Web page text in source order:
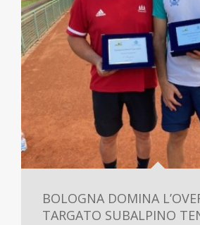
BOLOGNA DOMINA
TARGATO SUBALPINO